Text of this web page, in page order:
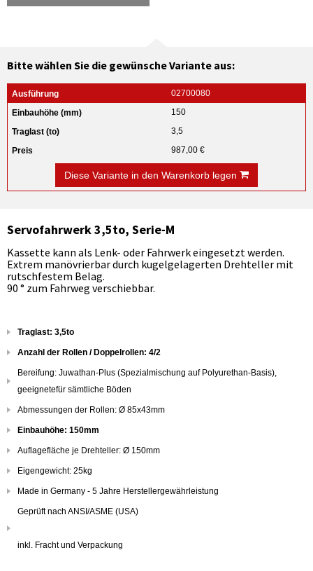
Bitte wählen Sie die gewünsche Variante aus:
02700080
150
3,5
987,00 €
Diese Variante in den Warenkorb legen
Servofahrwerk 3,5to, Serie-M
Kassette kann als Lenk- oder Fahrwerk eingesetzt werden.
Extrem manövrierbar durch kugelgelagerten Drehteller mit
rutschfestem Belag.
90 ° zum Fahrweg verschiebbar.
Traglast: 3,5to
Anzahl der Rollen / Doppelrollen: 4/2
Bereifung: Juwathan-Plus (Spezialmischung auf Polyurethan-Basis),
geeignetefür sämtliche Böden
Abmessungen der Rollen: Ø 85x43mm
Einbauhöhe: 150mm
Auflagefläche je Drehteller: Ø 150mm
Eigengewicht: 25kg
Made in Germany - 5 Jahre Herstellergewährleistung
Geprüft nach ANSI/ASME (USA)
inkl. Fracht und Verpackung